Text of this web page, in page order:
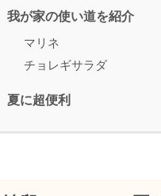
我が家の使い道を紹介
マリネ
チョレギサラダ
夏に超便利